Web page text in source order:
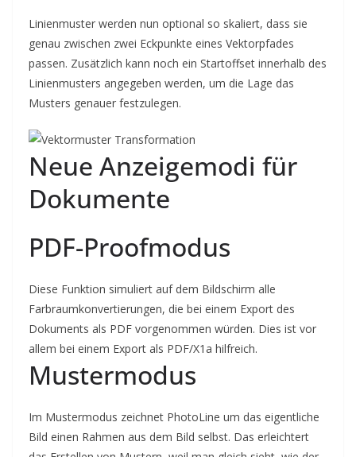
Linienmuster werden nun optional so skaliert, dass sie
genau zwischen zwei Eckpunkte eines Vektorpfades
passen. Zusätzlich kann noch ein Startoffset innerhalb des
Linienmusters angegeben werden, um die Lage das
Musters genauer festzulegen.
Neue Anzeigemodi für
Dokumente
PDF-Proofmodus
Diese Funktion simuliert auf dem Bildschirm alle
Farbraumkonvertierungen, die bei einem Export des
Dokuments als PDF vorgenommen würden. Dies ist vor
allem bei einem Export als PDF/X1a hilfreich.
Mustermodus
Im Mustermodus zeichnet PhotoLine um das eigentliche
Bild einen Rahmen aus dem Bild selbst. Das erleichtert